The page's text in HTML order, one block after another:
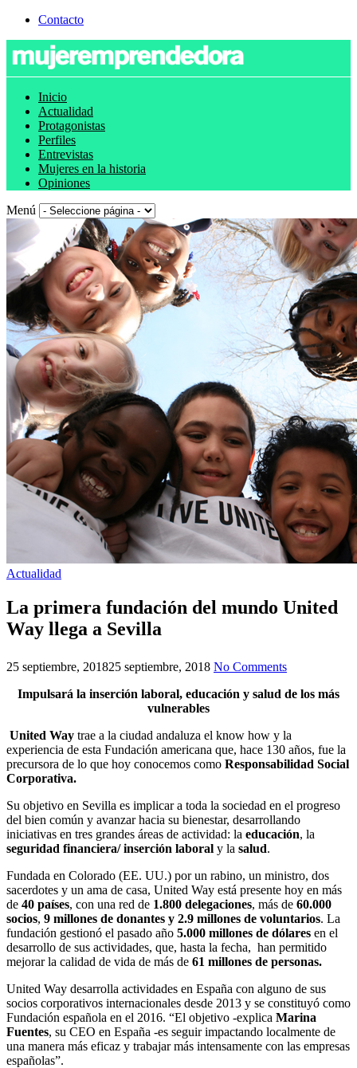
Contacto
Inicio
Actualidad
Protagonistas
Perfiles
Entrevistas
Mujeres en la historia
Opiniones
Menú
Actualidad
La primera fundación del mundo United
Way llega a Sevilla
25 septiembre, 201825 septiembre, 2018 No Comments
Impulsará la inserción laboral, educación y salud de los más
vulnerables
United Way trae a la ciudad andaluza el know how y la
experiencia de esta Fundación americana que, hace 130 años, fue la
precursora de lo que hoy conocemos como Responsabilidad Social
Corporativa.
Su objetivo en Sevilla es implicar a toda la sociedad en el progreso
del bien común y avanzar hacia su bienestar, desarrollando
iniciativas en tres grandes áreas de actividad: la educación, la
seguridad financiera/ inserción laboral y la salud.
Fundada en Colorado (EE. UU.) por un rabino, un ministro, dos
sacerdotes y un ama de casa, United Way está presente hoy en más
de 40 países, con una red de 1.800 delegaciones, más de 60.000
socios, 9 millones de donantes y 2.9 millones de voluntarios. La
fundación gestionó el pasado año 5.000 millones de dólares en el
desarrollo de sus actividades, que, hasta la fecha, han permitido
mejorar la calidad de vida de más de 61 millones de personas.
United Way desarrolla actividades en España con alguno de sus
socios corporativos internacionales desde 2013 y se constituyó como
Fundación española en el 2016. “El objetivo -explica Marina
Fuentes, su CEO en España -es seguir impactando localmente de
una manera más eficaz y trabajar más intensamente con las empresas
españolas”.